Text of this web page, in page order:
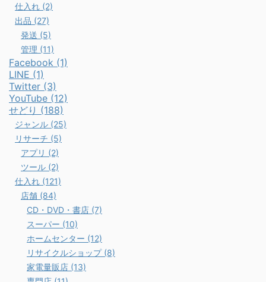
仕入れ (2)
出品 (27)
発送 (5)
管理 (11)
Facebook (1)
LINE (1)
Twitter (3)
YouTube (12)
せどり (188)
ジャンル (25)
リサーチ (5)
アプリ (2)
ツール (2)
仕入れ (121)
店舗 (84)
CD・DVD・書店 (7)
スーパー (10)
ホームセンター (12)
リサイクルショップ (8)
家電量販店 (13)